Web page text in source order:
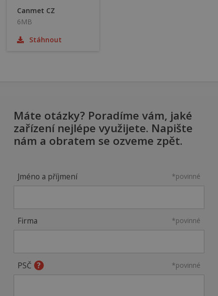
Canmet CZ
6MB
Stáhnout
Máte otázky? Poradíme vám, jaké
zařízení nejlépe využijete. Napište
nám a obratem se ozveme zpět.
Jméno a příjmení *povinné
Firma *povinné
PSČ *povinné